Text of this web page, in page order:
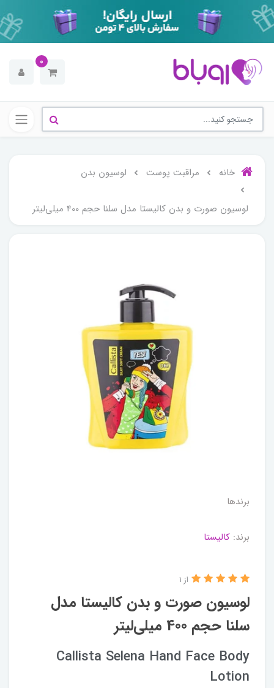
0
خانه مراقبت پوست لوسیون بدن
لوسیون صورت و بدن کالیستا مدل سلنا حجم 400 میلی‌لیتر
برندها
برند: کالیستا
لوسیون صورت و بدن کالیستا مدل
سلنا حجم 400 میلی‌لیتر
از 1
Callista Selena Hand Face Body
Lotion